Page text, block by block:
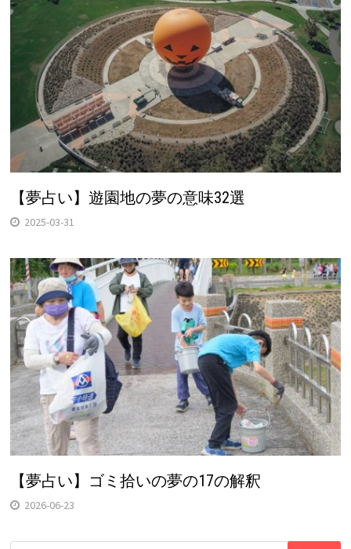
【夢占い】遊園地の夢の意味32選
2025-03-31
【夢占い】ゴミ拾いの夢の17の解釈
2026-06-23